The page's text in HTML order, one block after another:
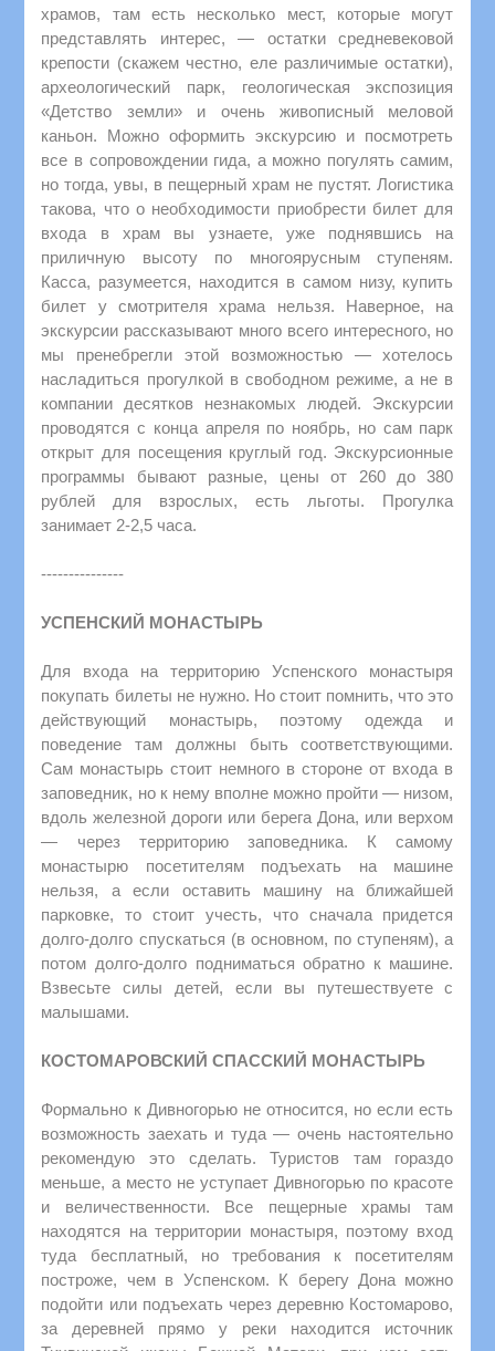
храмов, там есть несколько мест, которые могут
представлять интерес, — остатки средневековой
крепости (скажем честно, еле различимые остатки),
археологический парк, геологическая экспозиция
«Детство земли» и очень живописный меловой
каньон. Можно оформить экскурсию и посмотреть
все в сопровождении гида, а можно погулять самим,
но тогда, увы, в пещерный храм не пустят. Логистика
такова, что о необходимости приобрести билет для
входа в храм вы узнаете, уже поднявшись на
приличную высоту по многоярусным ступеням.
Касса, разумеется, находится в самом низу, купить
билет у смотрителя храма нельзя. Наверное, на
экскурсии рассказывают много всего интересного, но
мы пренебрегли этой возможностью — хотелось
насладиться прогулкой в свободном режиме, а не в
компании десятков незнакомых людей. Экскурсии
проводятся с конца апреля по ноябрь, но сам парк
открыт для посещения круглый год. Экскурсионные
программы бывают разные, цены от 260 до 380
рублей для взрослых, есть льготы. Прогулка
занимает 2-2,5 часа.
---------------
УСПЕНСКИЙ МОНАСТЫРЬ
Для входа на территорию Успенского монастыря
покупать билеты не нужно. Но стоит помнить, что это
действующий монастырь, поэтому одежда и
поведение там должны быть соответствующими.
Сам монастырь стоит немного в стороне от входа в
заповедник, но к нему вполне можно пройти — низом,
вдоль железной дороги или берега Дона, или верхом
— через территорию заповедника. К самому
монастырю посетителям подъехать на машине
нельзя, а если оставить машину на ближайшей
парковке, то стоит учесть, что сначала придется
долго-долго спускаться (в основном, по ступеням), а
потом долго-долго подниматься обратно к машине.
Взвесьте силы детей, если вы путешествуете с
малышами.
КОСТОМАРОВСКИЙ СПАССКИЙ МОНАСТЫРЬ
Формально к Дивногорью не относится, но если есть
возможность заехать и туда — очень настоятельно
рекомендую это сделать. Туристов там гораздо
меньше, а место не уступает Дивногорью по красоте
и величественности. Все пещерные храмы там
находятся на территории монастыря, поэтому вход
туда бесплатный, но требования к посетителям
построже, чем в Успенском. К берегу Дона можно
подойти или подъехать через деревню Костомарово,
за деревней прямо у реки находится источник